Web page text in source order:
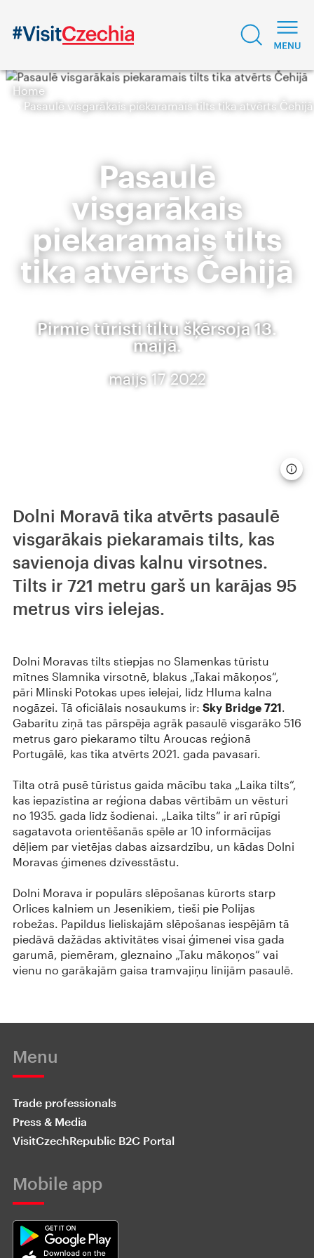
Home
Pasaulē visgarākais piekaramais tilts tika atvērts Čehijā
Pasaulē
visgarākais
piekaramais tilts
tika atvērts Čehijā
Pirmie tūristi tiltu šķērsoja 13.
maijā.
maijs 17 2022
Dolni Moravā tika atvērts pasaulē
visgarākais piekaramais tilts, kas
savienoja divas kalnu virsotnes.
Tilts ir 721 metru garš un karājas 95
metrus virs ielejas.
Dolni Moravas tilts stiepjas no Slamenkas tūristu
mītnes Slamnika virsotnē, blakus „Takai mākoņos“,
pāri Mlinski Potokas upes ielejai, līdz Hluma kalna
nogāzei. Tā oficiālais nosaukums ir: Sky Bridge 721.
Gabarītu ziņā tas pārspēja agrāk pasaulē visgarāko 516
metrus garo piekaramo tiltu Aroucas reģionā
Portugālē, kas tika atvērts 2021. gada pavasarī.
Tilta otrā pusē tūristus gaida mācību taka „Laika tilts“,
kas iepazīstina ar reģiona dabas vērtībām un vēsturi
no 1935. gada līdz šodienai. „Laika tilts“ ir arī rūpīgi
sagatavota orientēšanās spēle ar 10 informācijas
dēļiem par vietējas dabas aizsardzību, un kādas Dolni
Moravas ģimenes dzīvesstāstu.
Dolni Morava ir populārs slēpošanas kūrorts starp
Orlices kalniem un Jesenikiem, tieši pie Polijas
robežas. Papildus lieliskajām slēpošanas iespējām tā
piedāvā dažādas aktivitātes visai ģimenei visa gada
garumā, piemēram, gleznaino „Taku mākoņos“ vai
vienu no garākajām gaisa tramvajiņu līnijām pasaulē.
Menu
Trade professionals
Press & Media
VisitCzechRepublic B2C Portal
Mobile app